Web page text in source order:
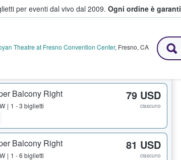
per eventi dal vivo dal 2009. Ogni ordine è
e vendono biglietti
Theatre at Fresno Convention Center, Fresno, CA
Balcony Right
W 1 - 3 biglietti
79 USD
ciascuno
Balcony Right
W 1 - 6 biglietti
81 USD
ciascuno